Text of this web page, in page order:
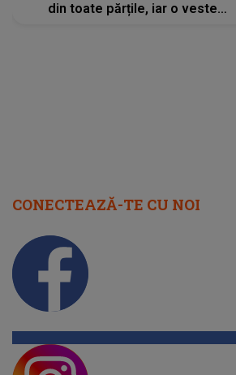
din toate părțile, iar o veste
CONECTEAZĂ-TE CU NOI